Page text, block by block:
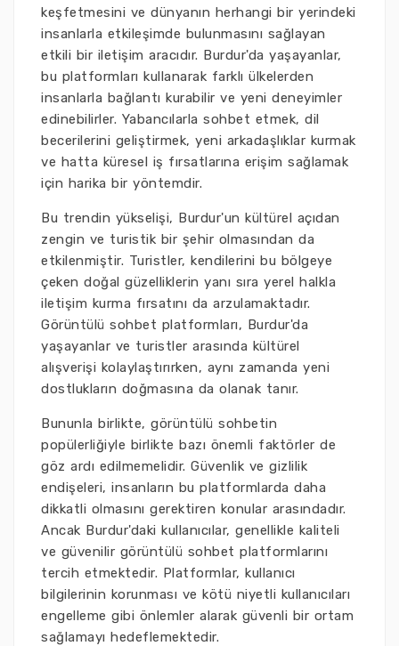
keşfetmesini ve dünyanın herhangi bir yerindeki
insanlarla etkileşimde bulunmasını sağlayan
etkili bir iletişim aracıdır. Burdur'da yaşayanlar,
bu platformları kullanarak farklı ülkelerden
insanlarla bağlantı kurabilir ve yeni deneyimler
edinebilirler. Yabancılarla sohbet etmek, dil
becerilerini geliştirmek, yeni arkadaşlıklar kurmak
ve hatta küresel iş fırsatlarına erişim sağlamak
için harika bir yöntemdir.
Bu trendin yükselişi, Burdur'un kültürel açıdan
zengin ve turistik bir şehir olmasından da
etkilenmiştir. Turistler, kendilerini bu bölgeye
çeken doğal güzelliklerin yanı sıra yerel halkla
iletişim kurma fırsatını da arzulamaktadır.
Görüntülü sohbet platformları, Burdur'da
yaşayanlar ve turistler arasında kültürel
alışverişi kolaylaştırırken, aynı zamanda yeni
dostlukların doğmasına da olanak tanır.
Bununla birlikte, görüntülü sohbetin
popülerliğiyle birlikte bazı önemli faktörler de
göz ardı edilmemelidir. Güvenlik ve gizlilik
endişeleri, insanların bu platformlarda daha
dikkatli olmasını gerektiren konular arasındadır.
Ancak Burdur'daki kullanıcılar, genellikle kaliteli
ve güvenilir görüntülü sohbet platformlarını
tercih etmektedir. Platformlar, kullanıcı
bilgilerinin korunması ve kötü niyetli kullanıcıları
engelleme gibi önlemler alarak güvenli bir ortam
sağlamayı hedeflemektedir.